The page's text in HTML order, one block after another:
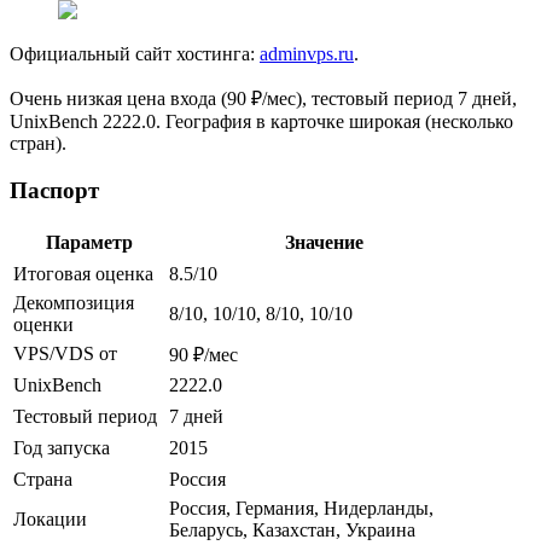
Официальный сайт хостинга: adminvps.ru.
Очень низкая цена входа (90 ₽/мес), тестовый период 7 дней,
UnixBench 2222.0. География в карточке широкая (несколько
стран).
Паспорт
Параметр
Значение
Итоговая оценка
8.5/10
Декомпозиция
оценки
8/10, 10/10, 8/10, 10/10
VPS/VDS от
90 ₽/мес
UnixBench
2222.0
Тестовый период
7 дней
Год запуска
2015
Страна
Россия
Локации
Россия, Германия, Нидерланды,
Беларусь, Казахстан, Украина